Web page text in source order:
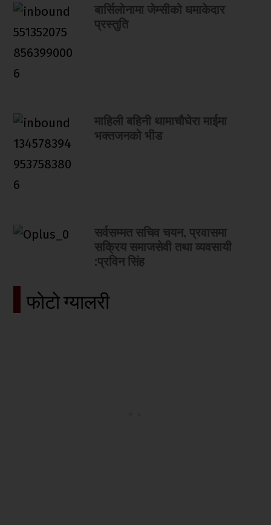
बार्सिलोनामा जेम्सीको धमाकेदार
प्रस्तुति
माहिली बहिनी थामाचौघेरा माईमा
भक्तजनको भीड
सर्वसम्मत सचिव चयन, प्रवासमा
सक्रिय समाजसेवी तथा व्यवसायी
:प्रविन सिंह
फोटो ग्यालरी